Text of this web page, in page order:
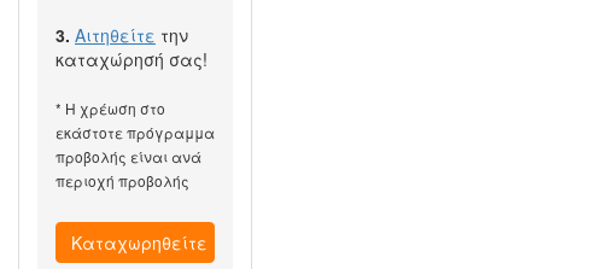
3. Αιτηθείτε την
καταχώρησή σας!
* Η χρέωση στο
εκάστοτε πρόγραμμα
προβολής είναι ανά
περιοχή προβολής
Καταχωρηθείτε